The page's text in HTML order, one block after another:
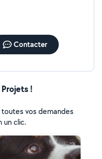
Contacter
!
vos demandes
un clic.